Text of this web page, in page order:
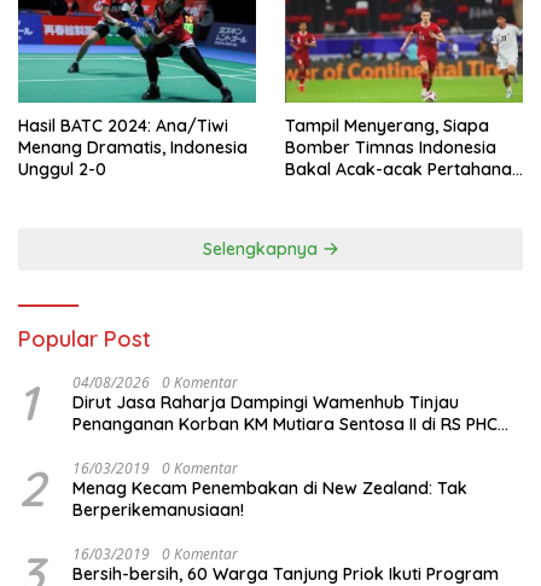
Hasil BATC 2024: Ana/Tiwi
Menang Dramatis, Indonesia
Unggul 2-0
Tampil Menyerang, Siapa
Bomber Timnas Indonesia
Bakal Acak-acak Pertahanan
Selengkapnya
Popular Post
1 04/08/2026 0 Komentar
Dirut Jasa Raharja Dampingi Wamenhub Tinjau
Penanganan Korban KM Mutiara Sentosa II di RS PHC
2 16/03/2019 0 Komentar
Menag Kecam Penembakan di New Zealand: Tak
Berperikemanusiaan!
16/03/2019 0 Komentar
Bersih-bersih, 60 Warga Tanjung Priok Ikuti Program